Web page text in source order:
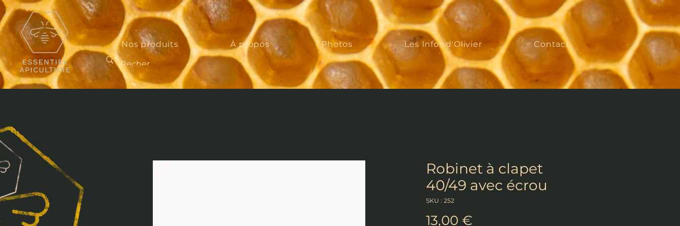
Nos produits À propos Photos Les Infos d'Olivier Contact
Robinet à clapet
40/49 avec écrou
SKU : 252
13,00 €